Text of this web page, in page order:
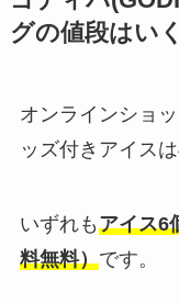
グの値段はい
オンラインショ
ッズ付きアイスは
いずれもアイス6
料無料）です。